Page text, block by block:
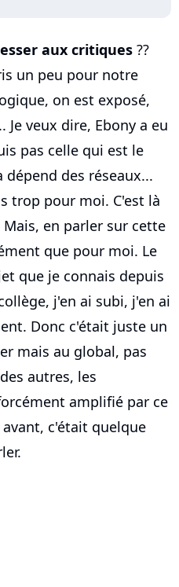
aux critiques ??
un peu pour notre
on est exposé,
Je veux dire, Ebony a eu
pas celle qui est le
des réseaux...
trop pour moi. C'est là
en parler sur cette
que pour moi. Le
que je connais depuis
j'en ai subi, j'en ai
Donc c'était juste un
mais au global, pas
autres, les
amplifié par ce
c'était quelque